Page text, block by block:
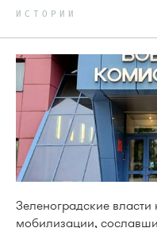
ИСТОРИИ
Зеленоградские власти
мобилизации,